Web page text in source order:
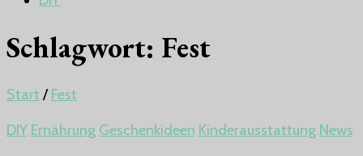
Schlagwort: Fest
Start / Fest
DIY Ernährung Geschenkideen Kinderausstattung News